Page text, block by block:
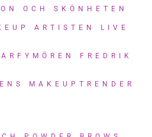
OCH SKÖNHETEN
ARTISTEN LIVE
FREDRIK
MAKEUPTRENDER